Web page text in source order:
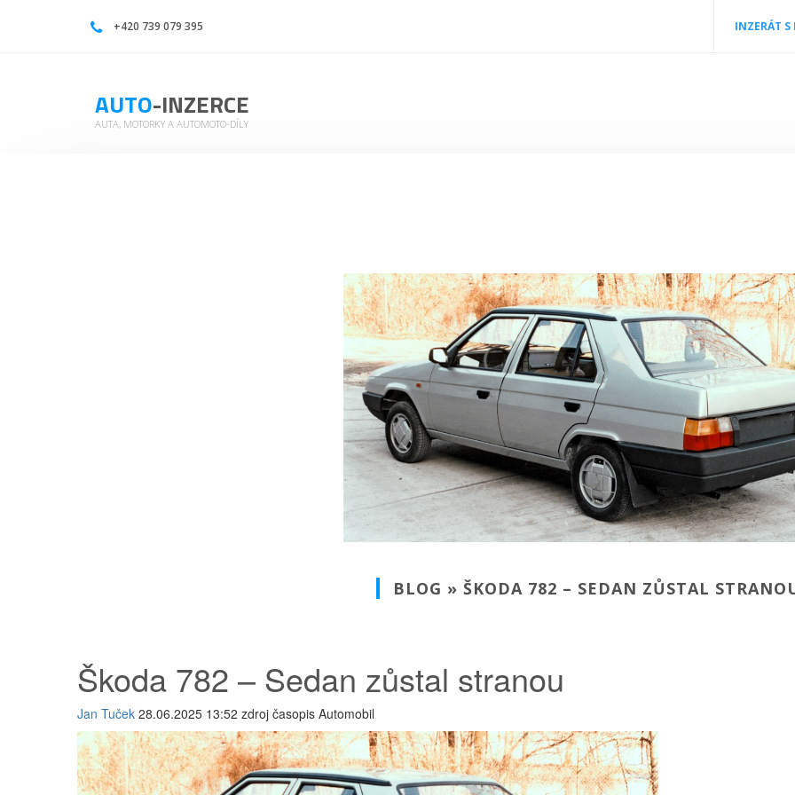
+420 739 079 395 INZERÁT S
AUTO-INZERCE
AUTA, MOTORKY A AUTOMOTO-DÍLY
BLOG » ŠKODA 782 – SEDAN ZŮSTAL
Škoda 782 – Sedan zůstal stranou
Jan Tuček 28.06.2025 13:52 zdroj časopis Automobil